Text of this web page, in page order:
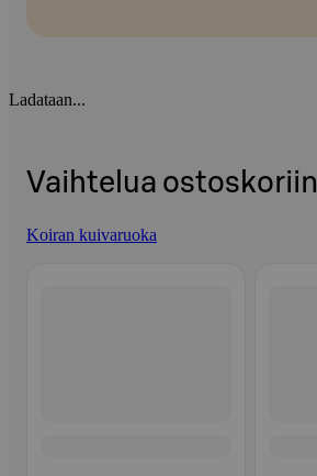
Ladataan...
Vaihtelua ostoskoriin
Koiran kuivaruoka